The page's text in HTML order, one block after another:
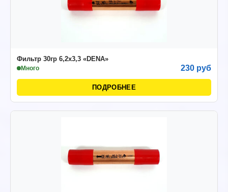
Фильтр 30гр 6,2х3,3 «DENA»
Много 230 руб
ПОДРОБНЕЕ